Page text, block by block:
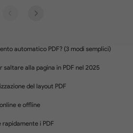
iOS e Android
i documenti per garantire la privacy
le piattaforme
Acquista Ora